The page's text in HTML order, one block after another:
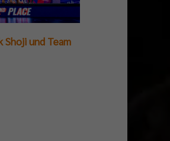
Shoji und Team